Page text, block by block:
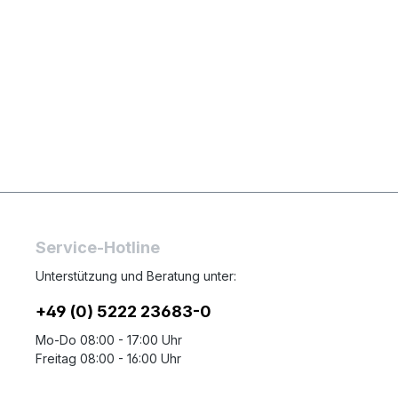
Service-Hotline
Unterstützung und Beratung unter:
+49 (0) 5222 23683-0
Mo-Do 08:00 - 17:00 Uhr
Freitag 08:00 - 16:00 Uhr